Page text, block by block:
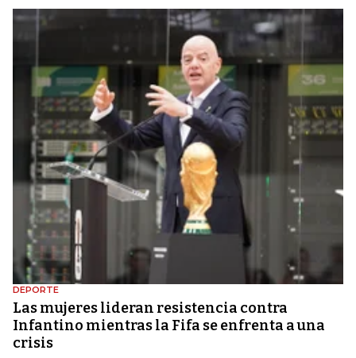
DEPORTE
Las mujeres lideran resistencia contra
Infantino mientras la Fifa se enfrenta a una
crisis